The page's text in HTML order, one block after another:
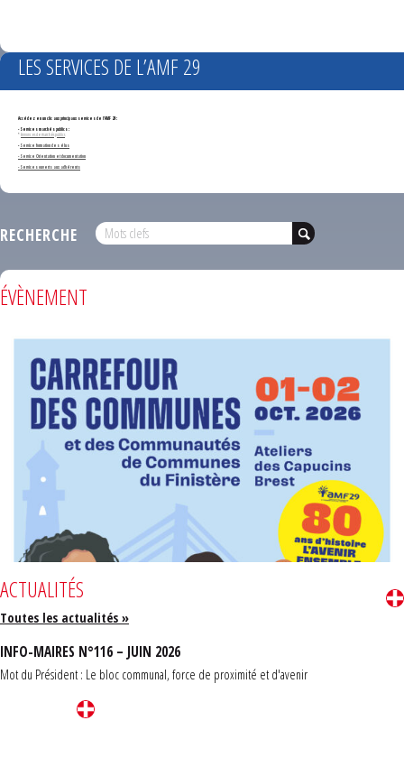
LES SERVICES DE L’AMF 29
Accédez en un clic aux principaux services de l'AMF 29 :
- Services marchés publics :
*Annonces de marchés publics
-Service formation des élus
- Service Orientation et documentation
- Services ouverts aux adhérents
RECHERCHE
ÉVÈNEMENT
ACTUALITÉS
Toutes les actualités »
INFO-MAIRES N°116 – JUIN 2026
Mot du Président : Le bloc communal, force de proximité et d'avenir